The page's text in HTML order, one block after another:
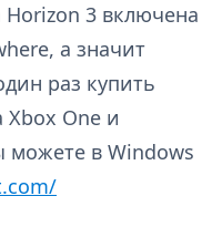
3 включена
а значит
раз купить
Xbox One и
можете в Windows